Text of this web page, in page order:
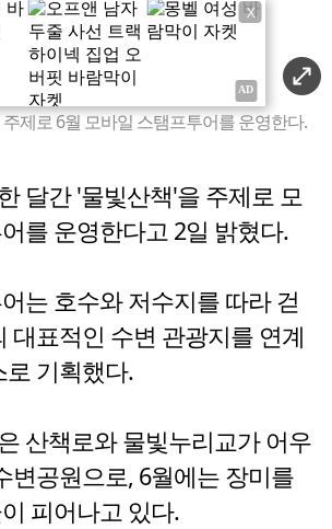
X
제로 6월 모바일 스탬프투어를 운영한다.
달간 '물빛산책'을 주제로 모
를 운영한다고 2일 밝혔다.
는 호수와 저수지를 따라 걷
대표적인 수변 관광지를 연계
기획했다.
산책로와 물빛누리교가 어우
변공원으로, 6월에는 장미를
피어나고 있다.